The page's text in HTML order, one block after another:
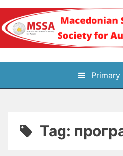
Skip
content
Primary
Tag: